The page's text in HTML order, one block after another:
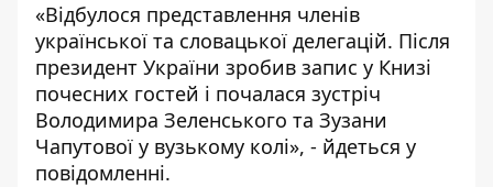
«Відбулося представлення членів
української та словацької делегацій. Після
президент України зробив запис у Книзі
почесних гостей і почалася зустріч
Володимира Зеленського та Зузани
Чапутової у вузькому колі», - йдеться у
повідомленні.